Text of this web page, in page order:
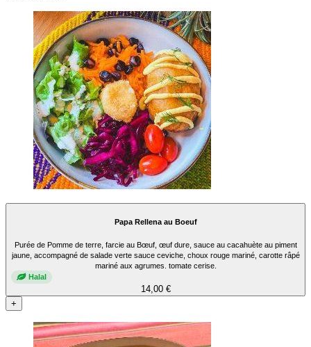
Papa Rellena au Boeuf
Purée de Pomme de terre, farcie au Bœuf, œuf dure, sauce au cacahuète au piment
jaune, accompagné de salade verte sauce ceviche, choux rouge mariné, carotte râpé
mariné aux agrumes. tomate cerise.
Halal
14,00 €
+